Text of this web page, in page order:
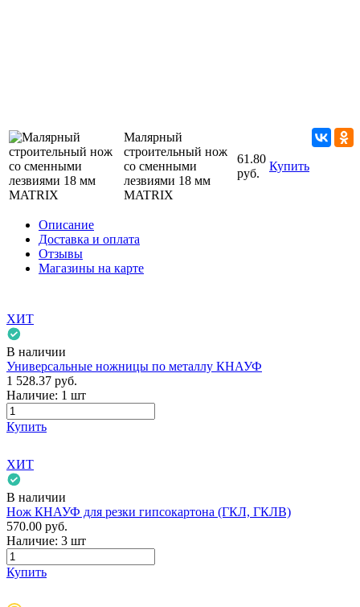
Малярный
строительный нож
со сменными
лезвиями 18 мм
MATRIX
61.80
руб.
Купить
Описание
Доставка и оплата
Отзывы
Магазины на карте
ХИТ
В наличии
Универсальные ножницы по металлу КНАУФ
1 528.37 руб.
Наличие: 1 шт
Купить
ХИТ
В наличии
Нож КНАУФ для резки гипсокартона (ГКЛ, ГКЛВ)
570.00 руб.
Наличие: 3 шт
Купить